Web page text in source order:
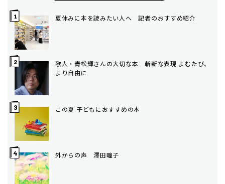
夏休みに本を読みたい人へ 記者のおすすめ紹介
歌人・青松輝さんの大切な本 斬新な表現 よむたび、
より自由に
この夏 子どもにおすすめの本
外からの声 澤田瞳子